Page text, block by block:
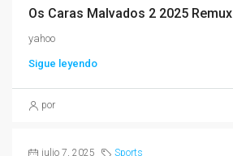
Os Caras Malvados 2 2025 Remux
yahoo
Sigue leyendo
por
julio 7, 2025 Sports